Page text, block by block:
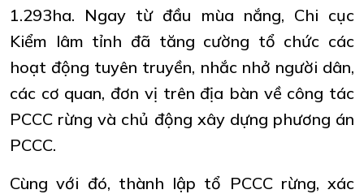
1.293ha. Ngay từ đầu mùa nắng, Chi cục
Kiểm lâm tỉnh đã tăng cường tổ chức các
hoạt động tuyên truyền, nhắc nhở người dân,
các cơ quan, đơn vị trên địa bàn về công tác
PCCC rừng và chủ động xây dựng phương án
PCCC.
Cùng với đó, thành lập tổ PCCC rừng, xác